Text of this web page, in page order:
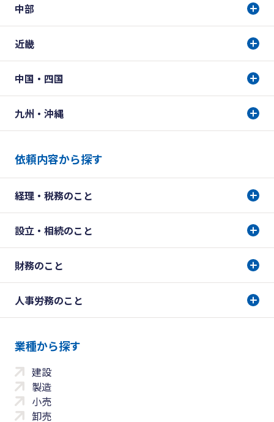
中部
近畿
中国・四国
九州・沖縄
依頼内容から探す
経理・税務のこと
設立・相続のこと
財務のこと
人事労務のこと
業種から探す
建設
製造
小売
卸売